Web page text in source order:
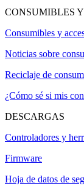
CONSUMIBLES
Consumibles y
Noticias sobre
Reciclaje de
¿Cómo sé si mis
DESCARGAS
Controladores y
Firmware
Hoja de datos de